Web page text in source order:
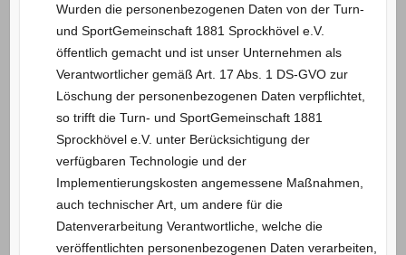
Wurden die personenbezogenen Daten von der Turn-
und SportGemeinschaft 1881 Sprockhövel e.V.
öffentlich gemacht und ist unser Unternehmen als
Verantwortlicher gemäß Art. 17 Abs. 1 DS-GVO zur
Löschung der personenbezogenen Daten verpflichtet,
so trifft die Turn- und SportGemeinschaft 1881
Sprockhövel e.V. unter Berücksichtigung der
verfügbaren Technologie und der
Implementierungskosten angemessene Maßnahmen,
auch technischer Art, um andere für die
Datenverarbeitung Verantwortliche, welche die
veröffentlichten personenbezogenen Daten verarbeiten,